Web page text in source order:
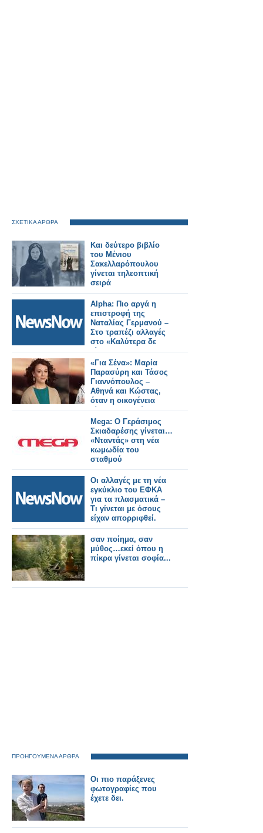
ΣΧΕΤΙΚΑ ΑΡΘΡΑ
Και δεύτερο βιβλίο
του Μένιου
Σακελλαρόπουλου
γίνεται τηλεοπτική
σειρά
Alpha: Πιο αργά η
επιστροφή της
Ναταλίας Γερμανού –
Στο τραπέζι αλλαγές
στο «Καλύτερα δε
γίνεται»
«Για Σένα»: Μαρία
Παρασύρη και Τάσος
Γιαννόπουλος –
Αθηνά και Κώστας,
όταν η οικογένεια
γίνεται καταφύγιο
Mega: Ο Γεράσιμος
Σκιαδαρέσης γίνεται…
«Νταντάς» στη νέα
κωμωδία του
σταθμού
Οι αλλαγές με τη νέα
εγκύκλιο του ΕΦΚΑ
για τα πλασματικά –
Τι γίνεται με όσους
είχαν απορριφθεί.
σαν ποίημα, σαν
μύθος…εκεί όπου η
πίκρα γίνεται σοφία...
ΠΡΟΗΓΟΥΜΕΝΑ ΑΡΘΡΑ
Οι πιο παράξενες
φωτογραφίες που
έχετε δει.